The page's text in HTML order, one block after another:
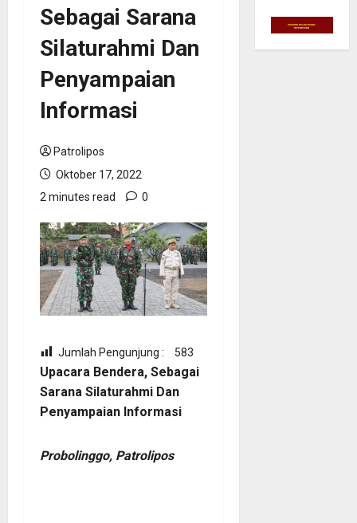
Sebagai Sarana
Silaturahmi Dan
Penyampaian
Informasi
Patrolipos
Oktober 17, 2022
2 minutes read
0
Jumlah Pengunjung : 583
Upacara Bendera, Sebagai
Sarana Silaturahmi Dan
Penyampaian Informasi
Probolinggo, Patrolipos